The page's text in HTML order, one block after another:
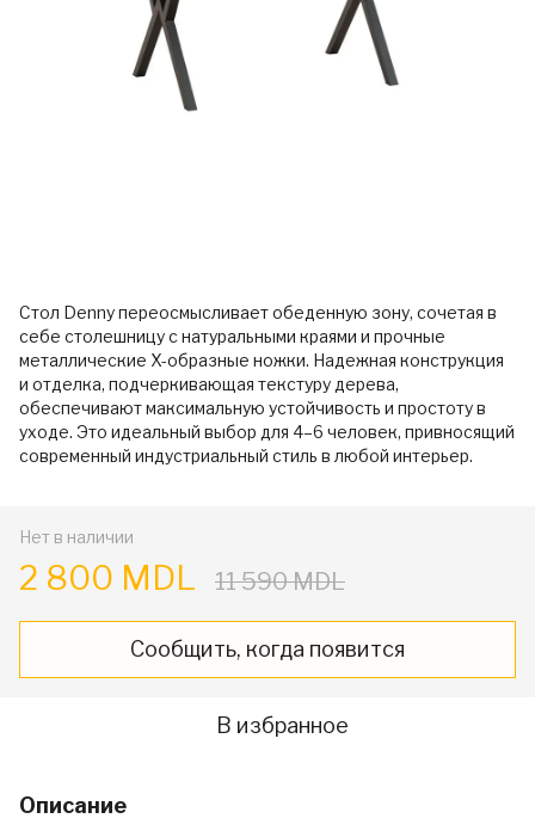
Стол Denny переосмысливает обеденную зону, сочетая в
себе столешницу с натуральными краями и прочные
металлические X-образные ножки. Надежная конструкция
и отделка, подчеркивающая текстуру дерева,
обеспечивают максимальную устойчивость и простоту в
уходе. Это идеальный выбор для 4–6 человек, привносящий
современный индустриальный стиль в любой интерьер.
Нет в наличии
2 800 MDL 11 590 MDL
Сообщить, когда появится
В избранное
Описание